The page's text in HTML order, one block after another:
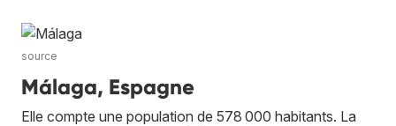
source
Málaga, Espagne
Elle compte une population de 578 000 habitants. La